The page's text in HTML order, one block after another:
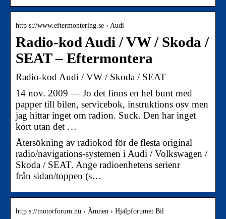
http s://www.eftermontering.se › Audi
Radio-kod Audi / VW / Skoda /
SEAT – Eftermontera
Radio-kod Audi / VW / Skoda / SEAT
14 nov. 2009 — Jo det finns en hel bunt med
papper till bilen, servicebok, instruktions osv men
jag hittar inget om radion. Suck. Den har inget
kort utan det …
Återsökning av radiokod för de flesta original
radio/navigations-systemen i Audi / Volkswagen /
Skoda / SEAT. Ange radioenhetens serienr
från sidan/toppen (s…
http s://motorforum.nu › Ämnen › Hjälpforumet Bil